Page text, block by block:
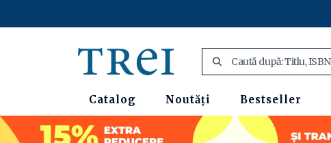
Catalog Noutăți Bestseller